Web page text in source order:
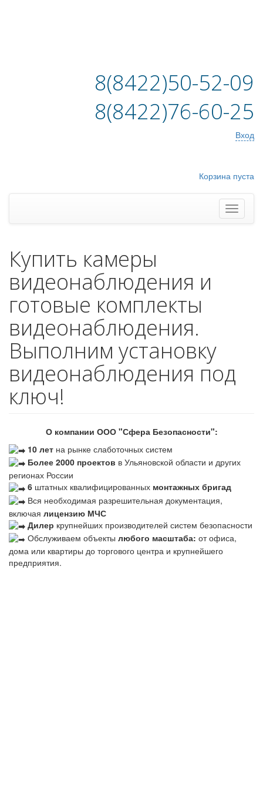
8(8422)50-52-09
8(8422)76-60-25
Вход
Корзина пуста
Купить камеры
видеонаблюдения и
готовые комплекты
видеонаблюдения.
Выполним установку
видеонаблюдения под
ключ!
О компании ООО "Сфера Безопасности":
10 лет на рынке слаботочных систем
Более 2000 проектов в Ульяновской области и других
регионах России
6 штатных квалифицированных монтажных бригад
Вся необходимая разрешительная документация,
включая лицензию МЧС
Дилер крупнейших производителей систем безопасности
Обслуживаем объекты любого масштаба: от офиса,
дома или квартиры до торгового центра и крупнейшего
предприятия.